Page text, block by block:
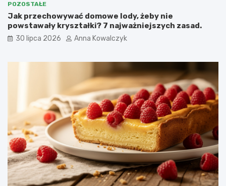
POZOSTAŁE
Jak przechowywać domowe lody, żeby nie
powstawały kryształki? 7 najważniejszych zasad.
30 lipca 2026 Anna Kowalczyk